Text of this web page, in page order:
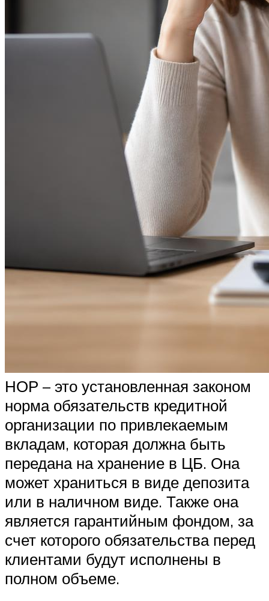
НОР – это установленная законом
норма обязательств кредитной
организации по привлекаемым
вкладам, которая должна быть
передана на хранение в ЦБ. Она
может храниться в виде депозита
или в наличном виде. Также она
является гарантийным фондом, за
счет которого обязательства перед
клиентами будут исполнены в
полном объеме.